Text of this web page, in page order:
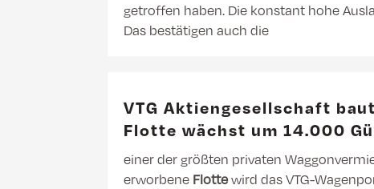
getroffen haben. Die konstant hohe
Das bestätigen auch die
VTG Aktiengesellschaft
Flotte wächst um 14.000
einer der größten privaten
erworbene Flottewird das VTG-